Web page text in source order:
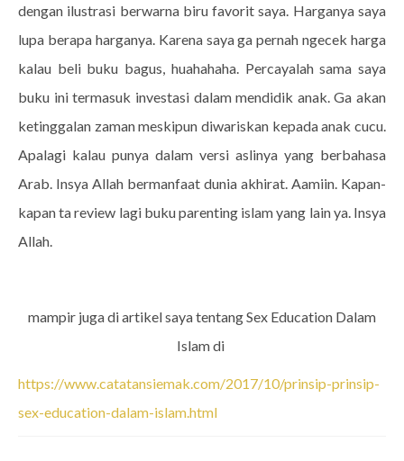
dengan ilustrasi berwarna biru favorit saya. Harganya saya
lupa berapa harganya. Karena saya ga pernah ngecek harga
kalau beli buku bagus, huahahaha. Percayalah sama saya
buku ini termasuk investasi dalam mendidik anak. Ga akan
ketinggalan zaman meskipun diwariskan kepada anak cucu.
Apalagi kalau punya dalam versi aslinya yang berbahasa
Arab. Insya Allah bermanfaat dunia akhirat. Aamiin. Kapan-
kapan ta review lagi buku parenting islam yang lain ya. Insya
Allah.
mampir juga di artikel saya tentang Sex Education Dalam
Islam di
https://www.catatansiemak.com/2017/10/prinsip-prinsip-
sex-education-dalam-islam.html